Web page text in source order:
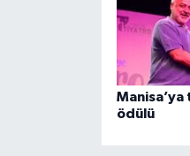
ödülü